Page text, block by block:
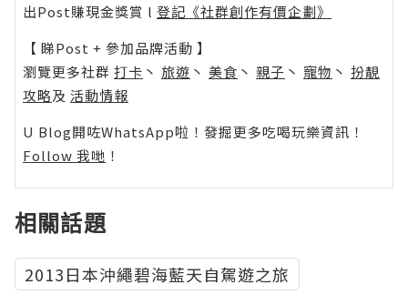
出Post賺現金獎賞 l 登記《社群創作有價企劃》
【 睇Post + 參加品牌活動 】
瀏覽更多社群 打卡 丶 旅遊 丶 美食 丶 親子 丶 寵物 丶 扮靚
攻略及 活動情報
U Blog開咗WhatsApp啦！發掘更多吃喝玩樂資訊！
Follow 我哋 ！
相關話題
2013日本沖繩碧海藍天自駕遊之旅